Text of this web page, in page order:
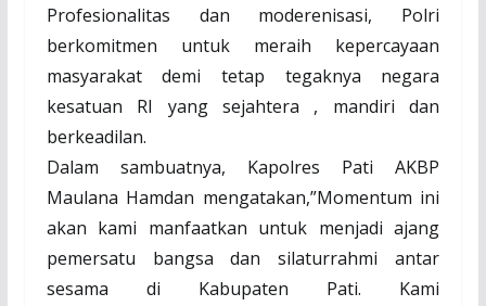
Profesionalitas dan moderenisasi, Polri
berkomitmen untuk meraih kepercayaan
masyarakat demi tetap tegaknya negara
kesatuan RI yang sejahtera , mandiri dan
berkeadilan.
Dalam sambuatnya, Kapolres Pati AKBP
Maulana Hamdan mengatakan,”Momentum ini
akan kami manfaatkan untuk menjadi ajang
pemersatu bangsa dan silaturrahmi antar
sesama di Kabupaten Pati. Kami